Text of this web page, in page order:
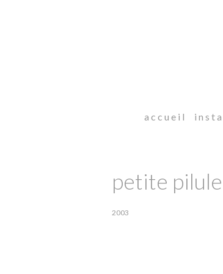
a c c u e i l i n s t
petite
2003